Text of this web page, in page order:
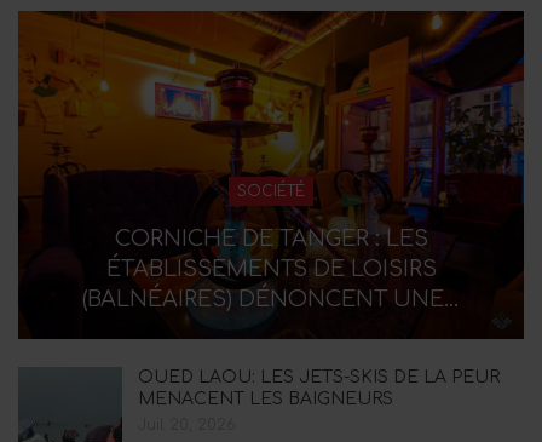
SOCIÉTÉ
CORNICHE DE TANGER : LES
ÉTABLISSEMENTS DE LOISIRS
(BALNÉAIRES) DÉNONCENT UNE…
OUED LAOU: LES JETS-SKIS DE LA PEUR
MENACENT LES BAIGNEURS